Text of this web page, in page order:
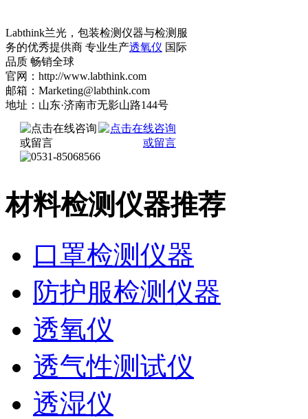
Labthink兰光，包装检测仪器与检测服
务的优秀提供商 专业生产透氧仪 国际
品质 畅销全球
官网：http://www.labthink.com
邮箱：Marketing@labthink.com
地址：山东·济南市无影山路144号
材料检测仪器推荐
口罩检测仪器
防护服检测仪器
透氧仪
透气性测试仪
透湿仪